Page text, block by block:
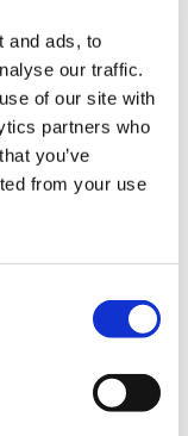
and ads, to
our traffic.
of our site with
partners who
you’ve
from your use
- Hygienic
ST | K-FLEX
ST DUCT |
COLOR | K-
SOLAR R |
| K-FLEX
H DUCT -